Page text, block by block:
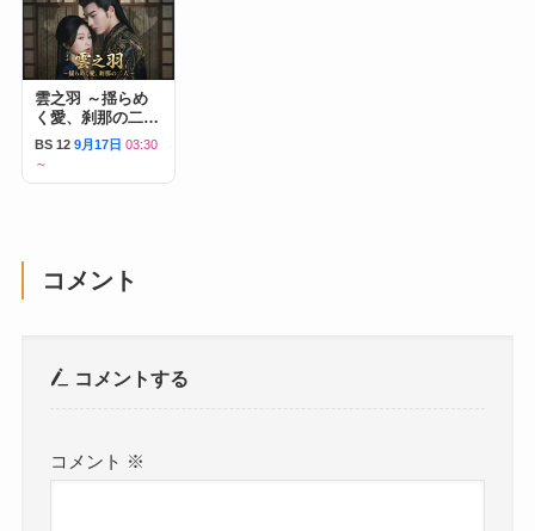
雲之羽 ～揺らめ
く愛、刹那の二人
～
BS 12 9月17日 03:30
～
コメント
コメントする
コメント ※